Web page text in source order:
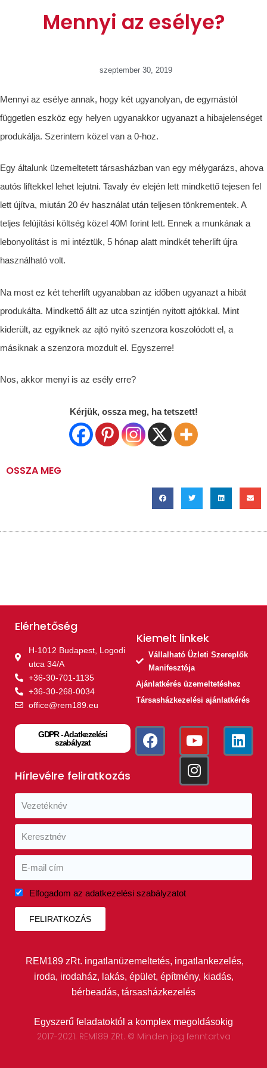
Mennyi az esélye?
szeptember 30, 2019
Mennyi az esélye annak, hogy két ugyanolyan, de egymástól
független eszköz egy helyen ugyanakkor ugyanazt a hibajelenséget
produkálja. Szerintem közel van a 0-hoz.
Egy általunk üzemeltetett társasházban van egy mélygarázs, ahova
autós liftekkel lehet lejutni. Tavaly év elején lett mindkettő tejesen fel
lett újítva, miután 20 év használat után teljesen tönkrementek. A
teljes felújítási költség közel 40M forint lett. Ennek a munkának a
lebonyolítást is mi intéztük, 5 hónap alatt mindkét teherlift újra
használható volt.
Na most ez két teherlift ugyanabban az időben ugyanazt a hibát
produkálta. Mindkettő állt az utca szintjén nyitott ajtókkal. Mint
kiderült, az egyiknek az ajtó nyitó szenzora koszolódott el, a
másiknak a szenzora mozdult el. Egyszerre!
Nos, akkor menyi is az esély erre?
Kérjük, ossza meg, ha tetszett!
OSSZA MEG
Elérhetőség
H-1012 Budapest, Logodi
utca 34/A
+36-30-701-1135
+36-30-268-0034
office@rem189.eu
GDPR - Adatkezelési
szabályzat
Kiemelt linkek​
Vállalható Üzleti Szereplők
Manifesztója
Ajánlatkérés üzemeltetéshez
Társasházkezelési ajánlatkérés
Hírlevélre feliratkozás
Elfogadom az adatkezelési szabályzatot
FELIRATKOZÁS
REM189 zRt. ingatlanüzemeltetés, ingatlankezelés,
iroda, irodaház, lakás, épület, építmény, kiadás,
bérbeadás, társasházkezelés
Egyszerű feladatoktól a komplex megoldásokig
2017-2021. REM189 ZRt. © Minden jog fenntartva